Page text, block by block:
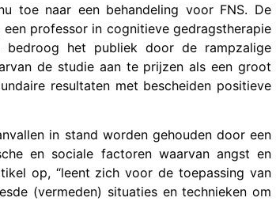
toe naar een behandeling voor FNS. De
professor in cognitieve gedragstherapie
bedroog het publiek door de rampzalige
de studie aan te prijzen als een groot
resultaten met bescheiden positieve
in stand worden gehouden door een
en sociale factoren waarvan angst en
op, “leent zich voor de toepassing van
(vermeden) situaties en technieken om